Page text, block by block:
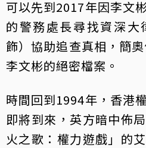
可以先到2017年因李文
的警務處長尋找資深大
飾）協助追查真相，簡
李文彬的絕密檔案。
時間回到1994年，香港
即將到來，英方暗中佈
火之歌：權力遊戲」的